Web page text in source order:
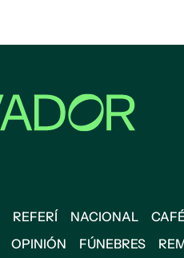
REFERÍ NACIONAL
OPINIÓN FÚNEBRES